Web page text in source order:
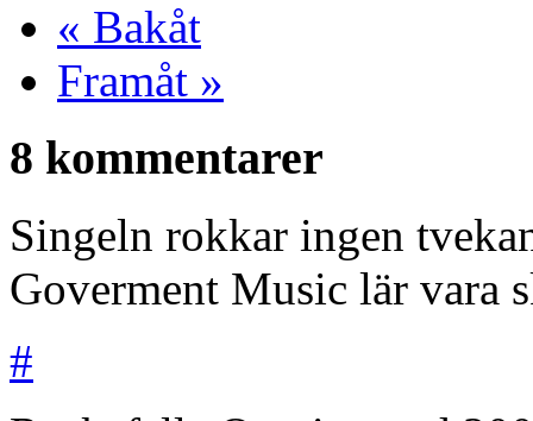
« Bakåt
Framåt »
8 kommentarer
Singeln rokkar ingen
Goverment Music lär vara
#